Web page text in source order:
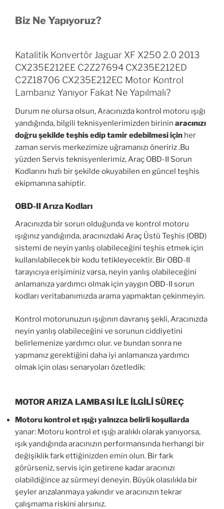
Biz Ne Yapıyoruz?
Katalitik Konvertör Jaguar XF X250 2.0 2013
CX235E212EE C2Z27694 CX235E212ED
C2Z18706 CX235E212EC Motor Kontrol
Lambanız Yanıyor Fakat Ne Yapılmalı?
Durum ne olursa olsun, Aracınızda kontrol motoru ışığı
yandığında, bilgili teknisyenlerimizden birinin aracınızı
doğru şekilde teşhis edip tamir edebilmesi için her
zaman servis merkezimize uğramanızı öneririz .Bu
yüzden Servis teknisyenlerimiz, Araç OBD-II Sorun
Kodlarını hızlı bir şekilde okuyabilen en güncel teşhis
ekipmanına sahiptir.
OBD-II Arıza Kodları
Aracınızda bir sorun olduğunda ve kontrol motoru
ışığınız yandığında, aracınızdaki Araç Üstü Teşhis (OBD)
sistemi de neyin yanlış olabileceğini teşhis etmek için
kullanılabilecek bir kodu tetikleyecektir. Bir OBD-II
tarayıcıya erişiminiz varsa, neyin yanlış olabileceğini
anlamanıza yardımcı olmak için yaygın OBD-II sorun
kodları veritabanımızda arama yapmaktan çekinmeyin.
Kontrol motorunuzun ışığının davranış şekli, Aracınızda
neyin yanlış olabileceğini ve sorunun ciddiyetini
belirlemenize yardımcı olur. ve bundan sonra ne
yapmanız gerektiğini daha iyi anlamanıza yardımcı
olmak için olası senaryoları özetledik:
MOTOR ARIZA LAMBASI İLE İLGİLİ SÜREÇ
Motoru kontrol et ışığı yalnızca belirli koşullarda
yanar: Motoru kontrol et ışığı aralıklı olarak yanıyorsa,
ışık yandığında aracınızın performansında herhangi bir
değişiklik fark ettiğinizden emin olun. Bir fark
görürseniz, servis için getirene kadar aracınızı
olabildiğince az sürmeyi deneyin. Büyük olasılıkla bir
şeyler arızalanmaya yakındır ve aracınızın tekrar
çalışmama riskini alırsınız.